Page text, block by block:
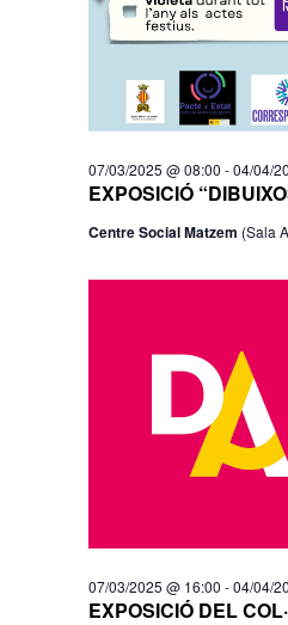
EXPOSICIÓ
07/03/2025 @ 08:00 -04/04/
Centre Social Matzem (Sala
EXPOSICIÓ DEL
07/03/2025 @ 16:00 -04/04/